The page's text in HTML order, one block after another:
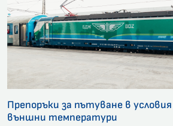
Препоръки за пътуване в
външни температури